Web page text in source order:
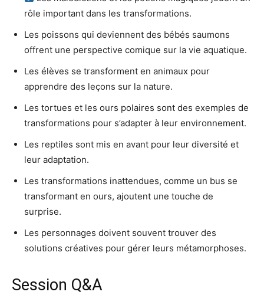
rôle important dans les transformations.
Les poissons qui deviennent des bébés saumons
offrent une perspective comique sur la vie aquatique.
Les élèves se transforment en animaux pour
apprendre des leçons sur la nature.
Les tortues et les ours polaires sont des exemples de
transformations pour s’adapter à leur environnement.
Les reptiles sont mis en avant pour leur diversité et
leur adaptation.
Les transformations inattendues, comme un bus se
transformant en ours, ajoutent une touche de
surprise.
Les personnages doivent souvent trouver des
solutions créatives pour gérer leurs métamorphoses.
Session Q&A